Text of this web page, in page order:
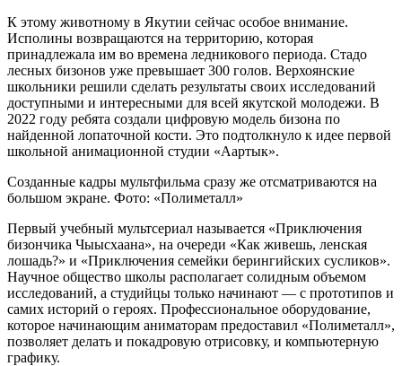
К этому животному в Якутии сейчас особое внимание.
Исполины возвращаются на территорию, которая
принадлежала им во времена ледникового периода. Стадо
лесных бизонов уже превышает 300 голов. Верхоянские
школьники решили сделать результаты своих исследований
доступными и интересными для всей якутской молодежи. В
2022 году ребята создали цифровую модель бизона по
найденной лопаточной кости. Это подтолкнуло к идее первой
школьной анимационной студии «Аартык».
Созданные кадры мультфильма сразу же отсматриваются на
большом экране. Фото: «Полиметалл»
Первый учебный мультсериал называется «Приключения
бизончика Чыысхаана», на очереди «Как живешь, ленская
лошадь?» и «Приключения семейки берингийских сусликов».
Научное общество школы располагает солидным объемом
исследований, а студийцы только начинают — с прототипов и
самих историй о героях. Профессиональное оборудование,
которое начинающим аниматорам предоставил «Полиметалл»,
позволяет делать и покадровую отрисовку, и компьютерную
графику.